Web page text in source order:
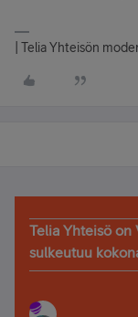
| Telia Yhteisön
Telia Yhteisö on
sulkeutuu